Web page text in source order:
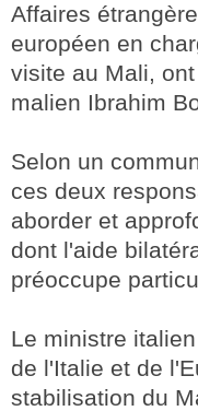
Affaires
européen en
visite au Mali,
malien Ibrahim
Selon un
ces deux
aborder et
dont l'aide
préoccupe
Le ministre
de l'Italie et de
stabilisation du